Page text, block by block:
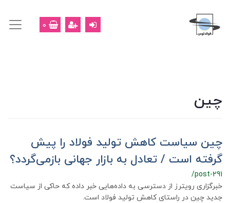
0
چین
چین سیاست کاهش تولید فولاد را پیش
گرفته است ‌/ تعادل به بازار جهانی بازمی‌گردد؟
/post-291
خبرگزاری رویترز از دسترسی به داده‌هایی خبر داده که حاکی از سیاست
جدید چین در راستای کاهش تولید فولاد است.